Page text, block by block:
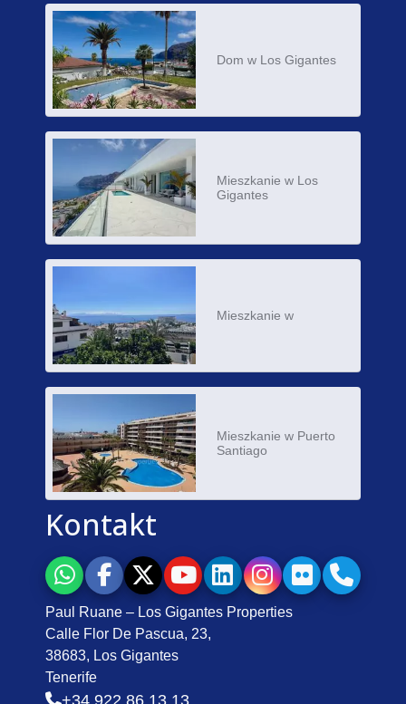
Dom w Los Gigantes
Mieszkanie w Los
Gigantes
Mieszkanie w
Mieszkanie w Puerto
Santiago
Kontakt
Paul Ruane – Los Gigantes Properties
Calle Flor De Pascua, 23,
38683, Los Gigantes
Tenerife
+34 922 86 13 13